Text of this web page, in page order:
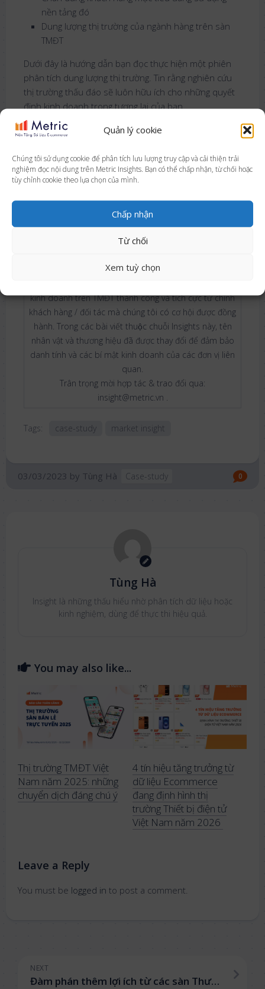
Quản lý cookie
Chúng tôi sử dụng cookie để phân tích lưu lượng truy cập và cải thiện trải
nghiệm đọc nội dung trên Metric Insights. Bạn có thể chấp nhận, từ chối hoặc
tùy chỉnh cookie theo lựa chọn của mình.
Chấp nhận
Từ chối
Xem tuỳ chọn
nền tảng đó
Dung lượng thị trường của ngành hàng trên sàn
TMĐT
Dưới đây là hướng dẫn bạn đọc thực hiện một phiên
phân tích dung lượng thị trường. Tin rằng nghiên cứu
thị trường thấu đáo sẽ luôn hữu ích cho những quyết
định kinh doanh trong tương lai của bạn.
sản phẩm hoặc ngành hàng
kinh doanh trên TMĐT thành công và tích cực từ chính
khách hàng / đối tác mà chúng tôi có cơ hội được đồng
hành. Trong các bài viết thuộc chuỗi Insights này, tên
nhân vật và thương hiệu đã được thay đổi để đảm bảo
danh tính và các bí mật kinh doanh của các đơn vị liên
quan.
Trân trọng mời hợp tác & trao đổi qua:
insight@metric.vn .
Tags: case-study market insight
03/03/2023 by Tùng Hà Case-study 0
Tùng Hà
Insight là những thấu hiểu nhờ phân tích dữ liệu hoặc
kinh nghiệm, dùng để thực thi hiệu quả.
You may also like...
Thị trường TMĐT Việt
Nam năm 2025: những
chuyển dịch đáng chú ý
4 tín hiệu tăng trưởng từ
dữ liệu Ecommerce
đang định hình thị
trường Thiết bị điện tử
Việt Nam năm 2026
Leave a Reply
You must be logged in to post a comment.
NEXT
Đàm phán thêm lợi ích từ các sàn Thương Mại Điện Tử